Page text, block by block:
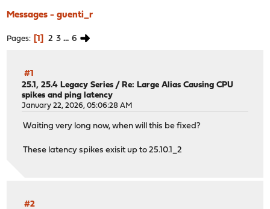
Messages - guenti_r
Pages 1 2 3 ... 6
#1
25.1, 25.4 Legacy Series / Re: Large Alias Causing CPU
spikes and ping latency
January 22, 2026, 05:06:28 AM
Waiting very long now, when will this be fixed?
These latency spikes exisit up to 25.10.1_2
#2